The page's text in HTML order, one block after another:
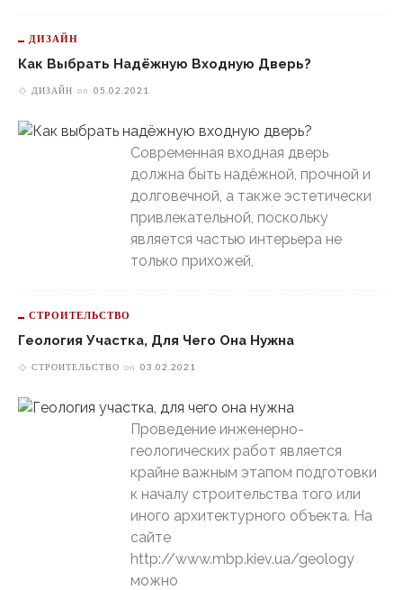
ДИЗАЙН
Как Выбрать Надёжную Входную Дверь?
ДИЗАЙН on 05.02.2021
Современная входная дверь
должна быть надёжной, прочной и
долговечной, а также эстетически
привлекательной, поскольку
является частью интерьера не
только прихожей,
СТРОИТЕЛЬСТВО
Геология Участка, Для Чего Она Нужна
СТРОИТЕЛЬСТВО on 03.02.2021
Проведение инженерно-
геологических работ является
крайне важным этапом подготовки
к началу строительства того или
иного архитектурного объекта. На
сайте
http://www.mbp.kiev.ua/geology
можно